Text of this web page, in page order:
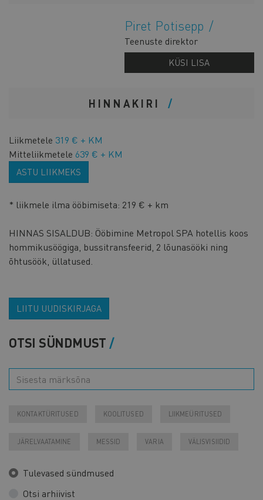
Piret Potisepp
Teenuste direktor
KÜSI LISA
HINNAKIRI
Liikmetele 319 € + KM
Mitteliikmetele 639 € + KM
ASTU LIIKMEKS
* liikmele ilma ööbimiseta: 219 € + km
HINNAS SISALDUB: Ööbimine Metropol SPA hotellis koos
hommikusöögiga, bussitransfeerid, 2 lõunasööki ning
õhtusöök, üllatused.
LIITU UUDISKIRJAGA
OTSI SÜNDMUST
KONTAKTÜRITUSED KOOLITUSED LIIKMEÜRITUSED
JÄRELVAATAMINE MESSID VARIA VÄLISVISIIDID
Tulevased sündmused
Otsi arhiivist